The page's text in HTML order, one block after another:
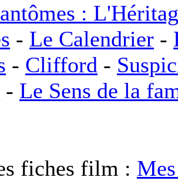
:
- Le Calendrier -
- Clifford -
- Le Sens de la
fiches film :